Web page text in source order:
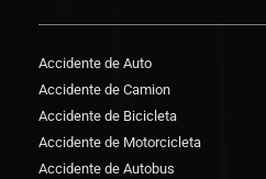
Accidente de Auto
Accidente de Camion
Accidente de Bicicleta
Accidente de Motorcicleta
Accidente de Autobus